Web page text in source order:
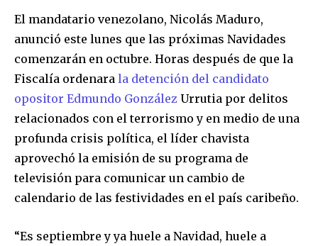
El mandatario venezolano, Nicolás Maduro,
anunció este lunes que las próximas Navidades
comenzarán en octubre. Horas después de que la
Fiscalía ordenara la detención del candidato
opositor Edmundo González Urrutia por delitos
relacionados con el terrorismo y en medio de una
profunda crisis política, el líder chavista
aprovechó la emisión de su programa de
televisión para comunicar un cambio de
calendario de las festividades en el país caribeño.
“Es septiembre y ya huele a Navidad, huele a